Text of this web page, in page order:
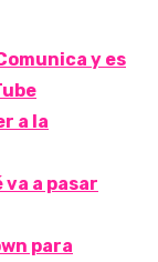
y es
a la
va a pasar
para